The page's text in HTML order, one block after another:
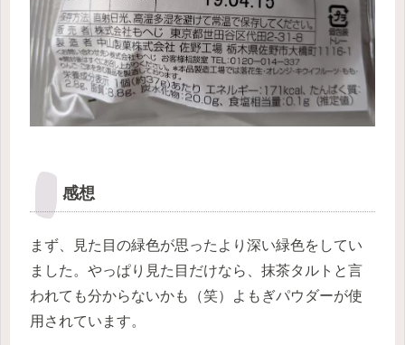
感想
まず、見た目の緑色が思ったより深い緑色をしてい
ました。 やっぱり見た目だけなら、抹茶タルトと言
われても分からないかも（笑）
よもぎパウダーが使
用されています。